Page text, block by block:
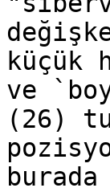
ve
(26)